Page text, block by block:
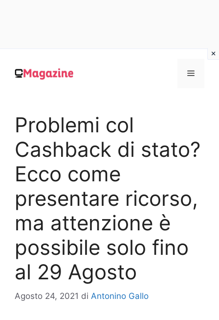
contenuto
MENU
Problemi col
Cashback di stato?
Ecco come
presentare ricorso,
ma attenzione è
possibile solo fino
al 29 Agosto
Agosto 24, 2021 di Antonino Gallo